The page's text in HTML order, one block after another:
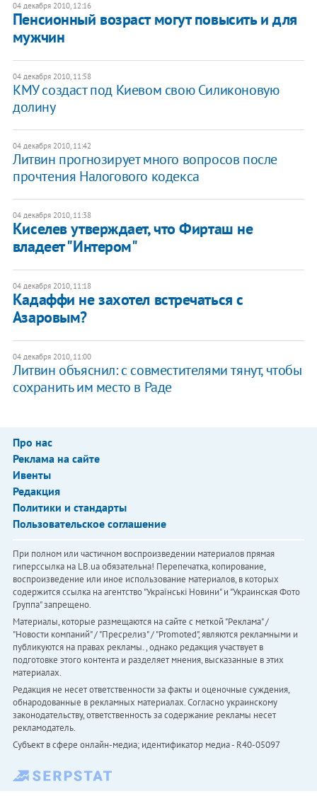
04 декабря 2010, 12:16
Пенсионный возраст могут повысить и для
мужчин
04 декабря 2010, 11:58
КМУ создаст под Киевом свою Силиконовую
долину
04 декабря 2010, 11:42
Литвин прогнозирует много вопросов после
прочтения Налогового кодекса
04 декабря 2010, 11:38
Киселев утверждает, что Фирташ не
владеет "Интером"
04 декабря 2010, 11:18
Кадаффи не захотел встречаться с
Азаровым?
04 декабря 2010, 11:00
Литвин объяснил: с совместителями тянут, чтобы
сохранить им место в Раде
Про нас
Реклама на сайте
Ивенты
Редакция
Политики и стандарты
Пользовательское соглашение
При полном или частичном воспроизведении материалов прямая
гиперссылка на LB.ua обязательна! Перепечатка, копирование,
воспроизведение или иное использование материалов, в которых
содержится ссылка на агентство "Українськi Новини" и "Украинская Фото
Группа" запрещено.
Материалы, которые размещаются на сайте с меткой "Реклама" /
"Новости компаний" / "Пресрелиз" / "Promoted", являются рекламными и
публикуются на правах рекламы. , однако редакция участвует в
подготовке этого контента и разделяет мнения, высказанные в этих
материалах.
Редакция не несет ответственности за факты и оценочные суждения,
обнародованные в рекламных материалах. Согласно украинскому
законодательству, ответственность за содержание рекламы несет
рекламодатель.
Субъект в сфере онлайн-медиа; идентификатор медиа - R40-05097